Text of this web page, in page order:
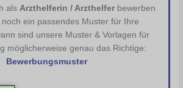
als Arzthelferin / Arzthelferbewerben
ein passendes Muster für Ihre
sind unsere Muster & Vorlagen für
möglicherweise genau das Richtige:
Bewerbungsmuster